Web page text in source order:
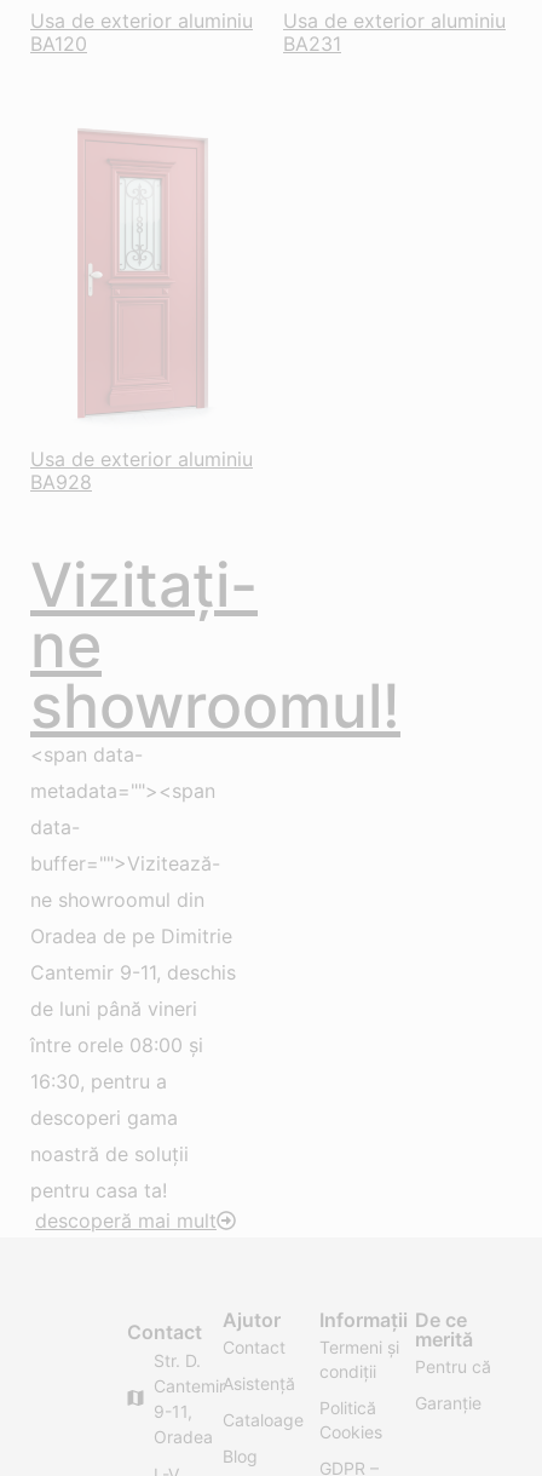
Usa de exterior aluminiu
BA120
Usa de exterior aluminiu
BA231
Usa de exterior aluminiu
BA928
Vizitați-
ne
showroomul!
<span data-
metadata=""><span
data-
buffer="">Vizitează-
ne showroomul din
Oradea de pe Dimitrie
Cantemir 9-11, deschis
de luni până vineri
între orele 08:00 și
16:30, pentru a
descoperi gama
noastră de soluții
pentru casa ta!
descoperă mai mult
Contact
Str. D.
Cantemir
9-11,
Oradea
Ajutor
Contact
Asistență
Cataloage
Blog
Informații
Termeni și
condiții
Politică
Cookies
GDPR –
De ce
merită
Pentru că
Garanție